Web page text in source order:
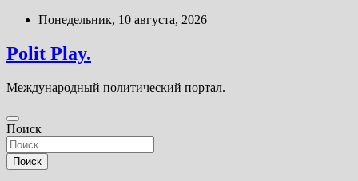
Перейти
содержимому
Понедельник, 10 августа, 2026
Polit Play.
Международный политический портал.
Поиск
Поиск